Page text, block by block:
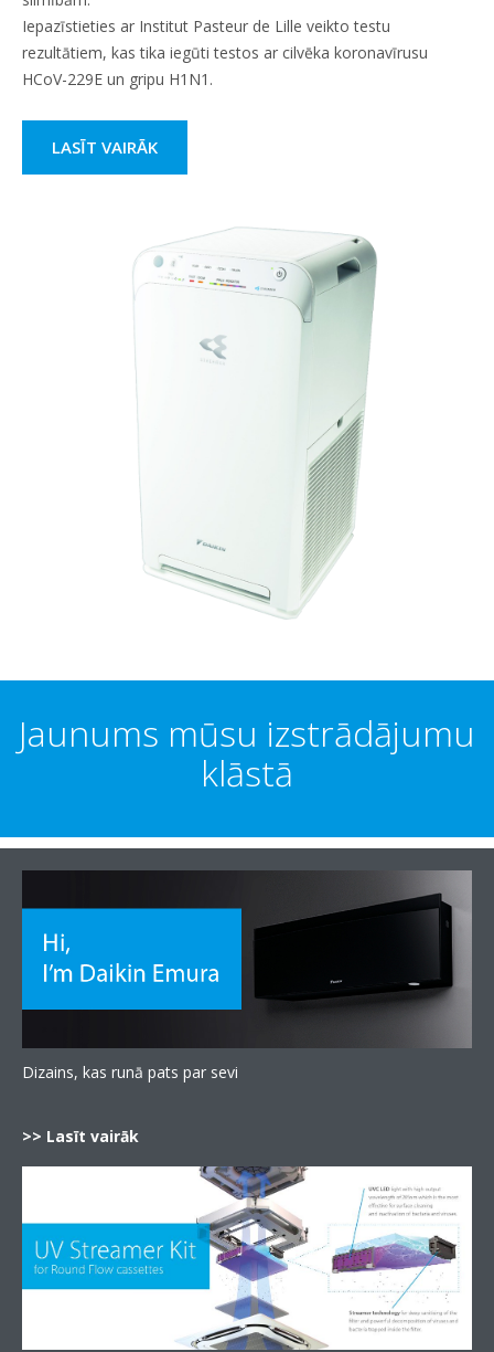
Iepazīstieties ar Institut Pasteur de Lille veikto testu
rezultātiem, kas tika iegūti testos ar cilvēka koronavīrusu
HCoV-229E un gripu H1N1.
LASĪT VAIRĀK
Jaunums mūsu izstrādājumu
klāstā
Dizains, kas runā pats par sevi
>> Lasīt vairāk